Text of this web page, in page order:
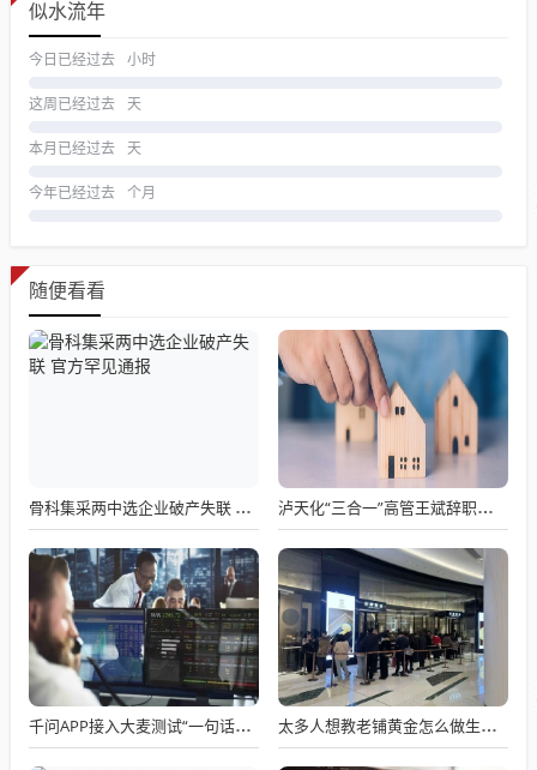
似水流年
今日已经过去 小时
这周已经过去 天
本月已经过去 天
今年已经过去 个月
随便看看
骨科集采两中选企业破产失联 官方罕见通报 泸天化“三合一”高管王斌辞职：高管变动叠加财务、业绩双重压力，公司进入阶段性调整期
千问APP接入大麦测试“一句话买电影票” 太多人想教老铺黄金怎么做生意了